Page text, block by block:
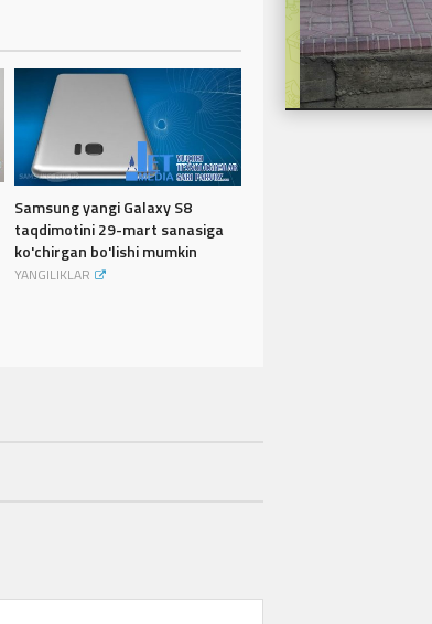
Samsung yangi Galaxy S8
taqdimotini 29-mart sanasiga
ko'chirgan bo'lishi mumkin
YANGILIKLAR